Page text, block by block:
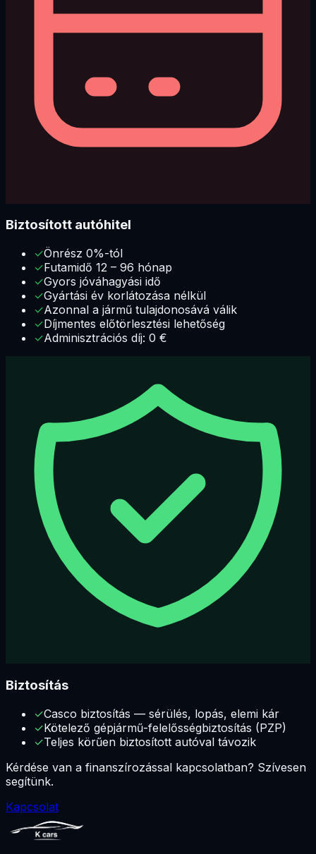
Biztosított autóhitel
✓Önrész 0%-tól
✓Futamidő 12 – 96 hónap
✓Gyors jóváhagyási idő
✓Gyártási év korlátozása nélkül
✓Azonnal a jármű tulajdonosává válik
✓Díjmentes előtörlesztési lehetőség
✓Adminisztrációs díj: 0 €
Biztosítás
✓Casco biztosítás — sérülés, lopás, elemi kár
✓Kötelező gépjármű-felelősségbiztosítás (PZP)
✓Teljes körűen biztosított autóval távozik
Kérdése van a finanszírozással kapcsolatban? Szívesen
segítünk.
Kapcsolat